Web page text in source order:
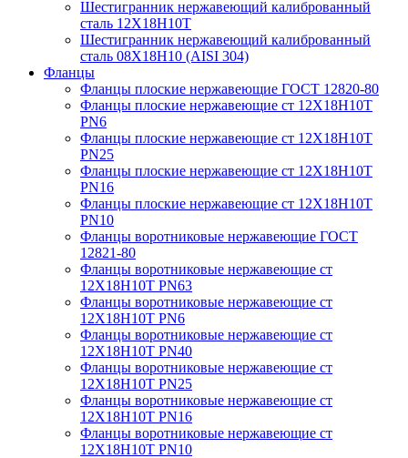
Шестигранник нержавеющий калиброванный
сталь 12Х18Н10Т
Шестигранник нержавеющий калиброванный
сталь 08Х18Н10 (AISI 304)
Фланцы
Фланцы плоские нержавеющие ГОСТ 12820-80
Фланцы плоские нержавеющие ст 12Х18Н10Т
PN6
Фланцы плоские нержавеющие ст 12Х18Н10Т
PN25
Фланцы плоские нержавеющие ст 12Х18Н10Т
PN16
Фланцы плоские нержавеющие ст 12Х18Н10Т
PN10
Фланцы воротниковые нержавеющие ГОСТ
12821-80
Фланцы воротниковые нержавеющие ст
12Х18Н10Т PN63
Фланцы воротниковые нержавеющие ст
12Х18Н10Т PN6
Фланцы воротниковые нержавеющие ст
12Х18Н10Т PN40
Фланцы воротниковые нержавеющие ст
12Х18Н10Т PN25
Фланцы воротниковые нержавеющие ст
12Х18Н10Т PN16
Фланцы воротниковые нержавеющие ст
12Х18Н10Т PN10